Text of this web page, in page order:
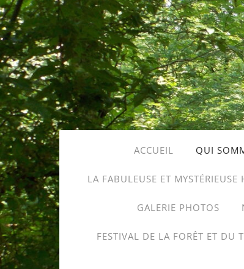
ACCUEIL QUI
LA FABULEUSE ET
GALERIE PHOTOS
FESTIVAL DE LA FORÊT ET DU